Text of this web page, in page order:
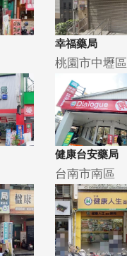
幸福藥局
桃園市中壢區
健康台安藥局
台南市南區